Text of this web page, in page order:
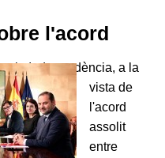
la Independència, a la
vista de
l'acord
assolit
entre